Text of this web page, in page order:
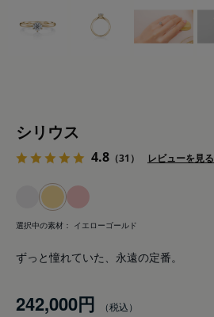
シリウス
4.8 （31） レビューを見る
選択中の素材： イエローゴールド
ずっと憧れていた、永遠の定番。
242,000円